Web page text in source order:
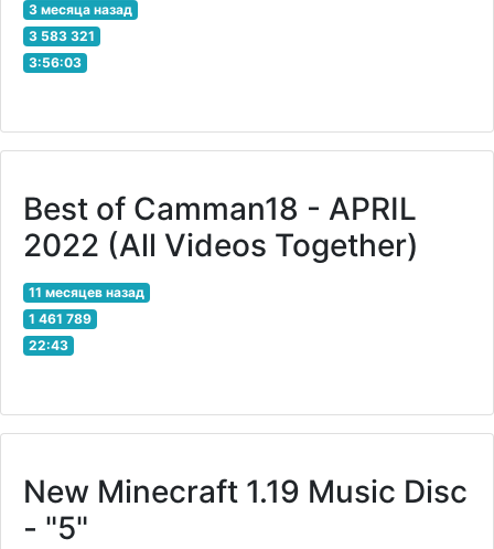
3 месяца назад
3 583 321
3:56:03
Best of Camman18 - APRIL
2022 (All Videos Together)
11 месяцев назад
1 461 789
22:43
New Minecraft 1.19 Music Disc
- "5"